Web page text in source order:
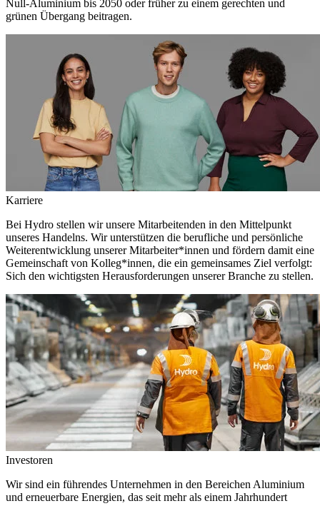
Null-Aluminium bis 2050 oder früher zu einem gerechten und
grünen Übergang beitragen.
Karriere
Bei Hydro stellen wir unsere Mitarbeitenden in den Mittelpunkt
unseres Handelns. Wir unterstützen die berufliche und persönliche
Weiterentwicklung unserer Mitarbeiter*innen und fördern damit eine
Gemeinschaft von Kolleg*innen, die ein gemeinsames Ziel verfolgt:
Sich den wichtigsten Herausforderungen unserer Branche zu stellen.
Investoren
Wir sind ein führendes Unternehmen in den Bereichen Aluminium
und erneuerbare Energien, das seit mehr als einem Jahrhundert